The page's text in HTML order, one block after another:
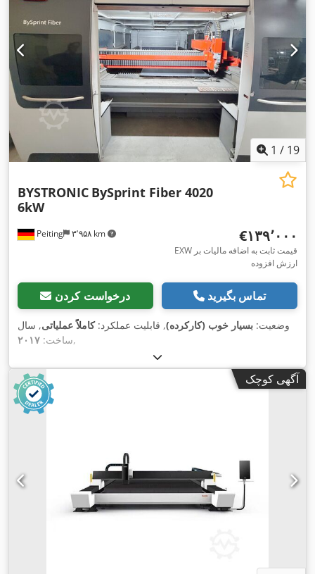
1 / 19
Peiting ۳٬۹۵۸ km
BYSTRONIC BySprint Fiber 4020
6kW
‎€۱۳۹٬۰۰۰
EXW قیمت ثابت به اضافه مالیات بر
ارزش افزوده
درخواست کردن تماس بگیرید
وضعیت: بسیار خوب (کارکرده), قابلیت عملکرد:کاملاً عملیاتی, سال
ساخت: ۲۰۱۷ ,
آگهی کوچک